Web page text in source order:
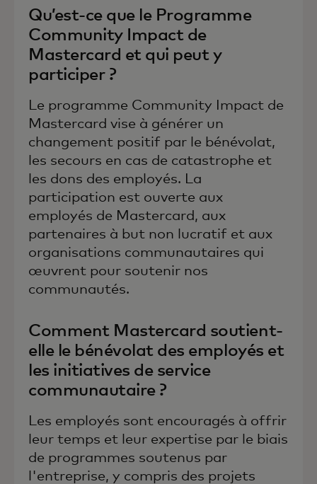
Qu’est-ce que le Programme
Community Impact de
Mastercard et qui peut y
participer ?
Le programme Community Impact de
Mastercard vise à générer un
changement positif par le bénévolat,
les secours en cas de catastrophe et
les dons des employés. La
participation est ouverte aux
employés de Mastercard, aux
partenaires à but non lucratif et aux
organisations communautaires qui
œuvrent pour soutenir nos
communautés.
Comment Mastercard soutient-
elle le bénévolat des employés et
les initiatives de service
communautaire ?
Les employés sont encouragés à offrir
leur temps et leur expertise par le biais
de programmes soutenus par
l'entreprise, y compris des projets